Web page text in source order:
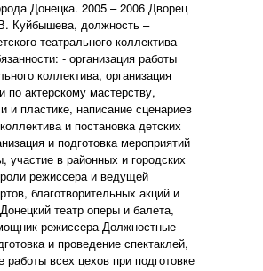
Донецка. 2005 – 2006 Дворец
Куйбышева, должность –
театрального коллектива
- организация работы
коллектива, организация
по актерскому мастерству,
и пластике, написание сценариев
и постановка детских
и подготовка мероприятий
участие в районных и городских
режиссера и ведущей
благотворительных акций и
театр оперы и балета,
режиссера Должностные
и проведение спектаклей,
работы всех цехов при подготовке